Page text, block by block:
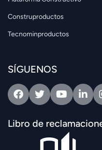
Construproductos
Tecnominproductos
SÍGUENOS
FacebookTwitterYoutubeLinkedin
Libro de